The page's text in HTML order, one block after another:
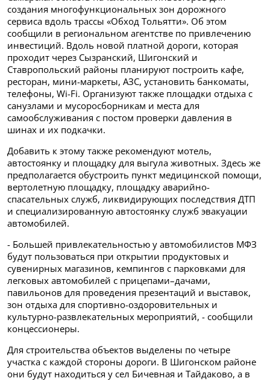
создания многофункциональных зон дорожного
сервиса вдоль трассы «Обход Тольятти». Об этом
сообщили в региональном агентстве по привлечению
инвестиций. Вдоль новой платной дороги, которая
проходит через Сызранский, Шигонский и
Ставропольский районы планируют построить кафе,
ресторан, мини-маркеты, АЗС, установить банкоматы,
телефоны, Wi-Fi. Организуют также площадки отдыха с
санузлами и мусоросборникам и места для
самообслуживания с постом проверки давления в
шинах и их подкачки.
Добавить к этому также рекомендуют мотель,
автостоянку и площадку для выгула животных. Здесь же
предполагается обустроить пункт медицинской помощи,
вертолетную площадку, площадку аварийно-
спасательных служб, ликвидирующих последствия ДТП
и специализированную автостоянку служб эвакуации
автомобилей.
- Большей привлекательностью у автомобилистов МФЗ
будут пользоваться при открытии продуктовых и
сувенирных магазинов, кемпингов с парковками для
легковых автомобилей с прицепами–дачами,
павильонов для проведения презентаций и выставок,
зон отдыха для спортивно-оздоровительных и
культурно-развлекательных мероприятий, - сообщили
концессионеры.
Для строительства объектов выделены по четыре
участка с каждой стороны дороги. В Шигонском районе
они будут находиться у сел Бичевная и Тайдаково, а в